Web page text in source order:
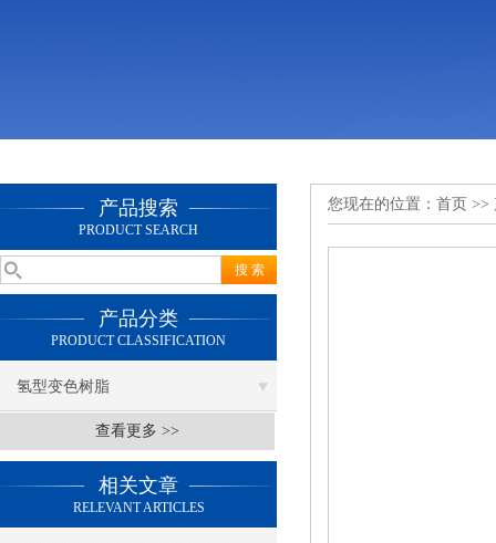
产品搜索
PRODUCT SEARCH
产品分类
PRODUCT CLASSIFICATION
氢型变色树脂
查看更多 >>
相关文章
RELEVANT ARTICLES
您现在的位置： 首页 >>